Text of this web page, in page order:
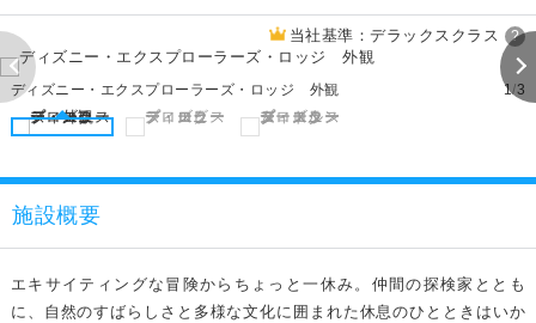
当社基準：デラックスクラス ?
ディズニー・エクスプローラーズ・ロッジ 外観 1/3
施設概要
エキサイティングな冒険からちょっと一休み。仲間の探検家ととも
に、自然のすばらしさと多様な文化に囲まれた休息のひとときはいか